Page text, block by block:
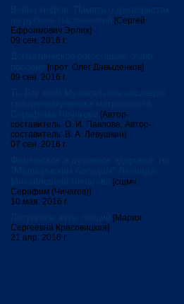
[Сергей
Ефроимович Эрлих]
09 сен. 2016 г.
[прот. Олег Давыденков]
09 сен. 2016 г.
[Автор-
составитель: О. И. Павлова; Автор-
составитель: В. А. Левушкин]
07 сен. 2016 г.
[сщмч.
Серафим (Чичагов)]
10 мая. 2016 г.
[Мария
Сергеевна Красовицкая]
21 апр. 2016 г.